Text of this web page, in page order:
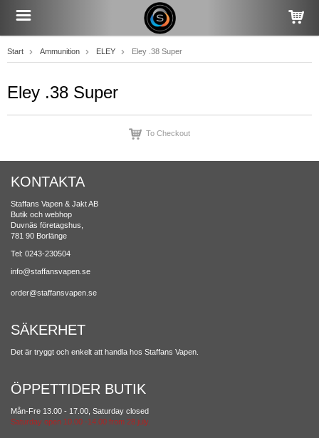
Start Ammunition ELEY Eley .38 Super
Eley .38 Super
To Checkout
KONTAKTA
Staffans Vapen & Jakt AB
Butik och webhop
Duvnäs företagshus,
781 90 Borlänge
Tel: 0243-230504
info@staffansvapen.se
order@staffansvapen.se
SÄKERHET
Det är tryggt och enkelt att handla hos Staffans Vapen.
ÖPPETTIDER BUTIK
Mån-Fre 13.00 - 17.00, Saturday closed
Saturday open 10.00 -14.00 from 28 july.